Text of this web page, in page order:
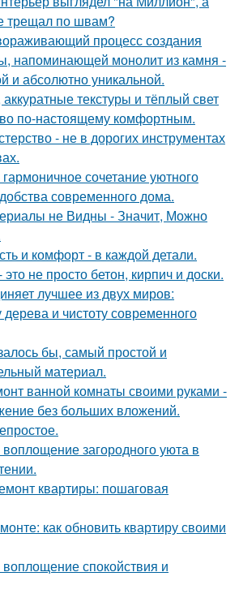
трещал по швам?
процесс создания
напоминающей монолит из камня -
и абсолютно уникальной.
аккуратные текстуры и тёплый свет
по-настоящему комфортным.
- не в дорогих инструментах
сочетание уютного
современного дома.
не Видны - Значит, Можно
и комфорт - в каждой детали.
не просто бетон, кирпич и доски.
лучшее из двух миров:
и чистоту современного
бы, самый простой и
материал.
ванной комнаты своими руками -
без больших вложений.
загородного уюта в
квартиры: пошаговая
как обновить квартиру своими
воплощение спокойствия и